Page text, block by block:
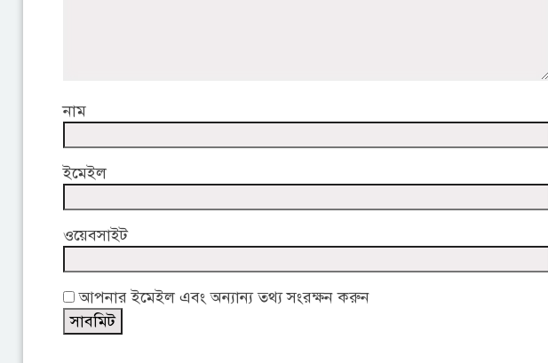
নাম
ইমেইল
ওয়েবসাইট
আপনার ইমেইল এবং অন্যান্য তথ্য সংরক্ষন করুন